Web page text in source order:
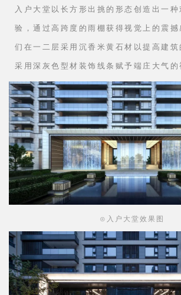
<< 金茂府立面图 >>
No.2
高还原度的立面控
入户大堂以长方形出挑的形态创造出一
验，通过高跨度的雨棚获得视觉上的震
们在一二层采用沉香米黄石材以提高建筑
采用深灰色型材装饰线条赋予端庄大气的